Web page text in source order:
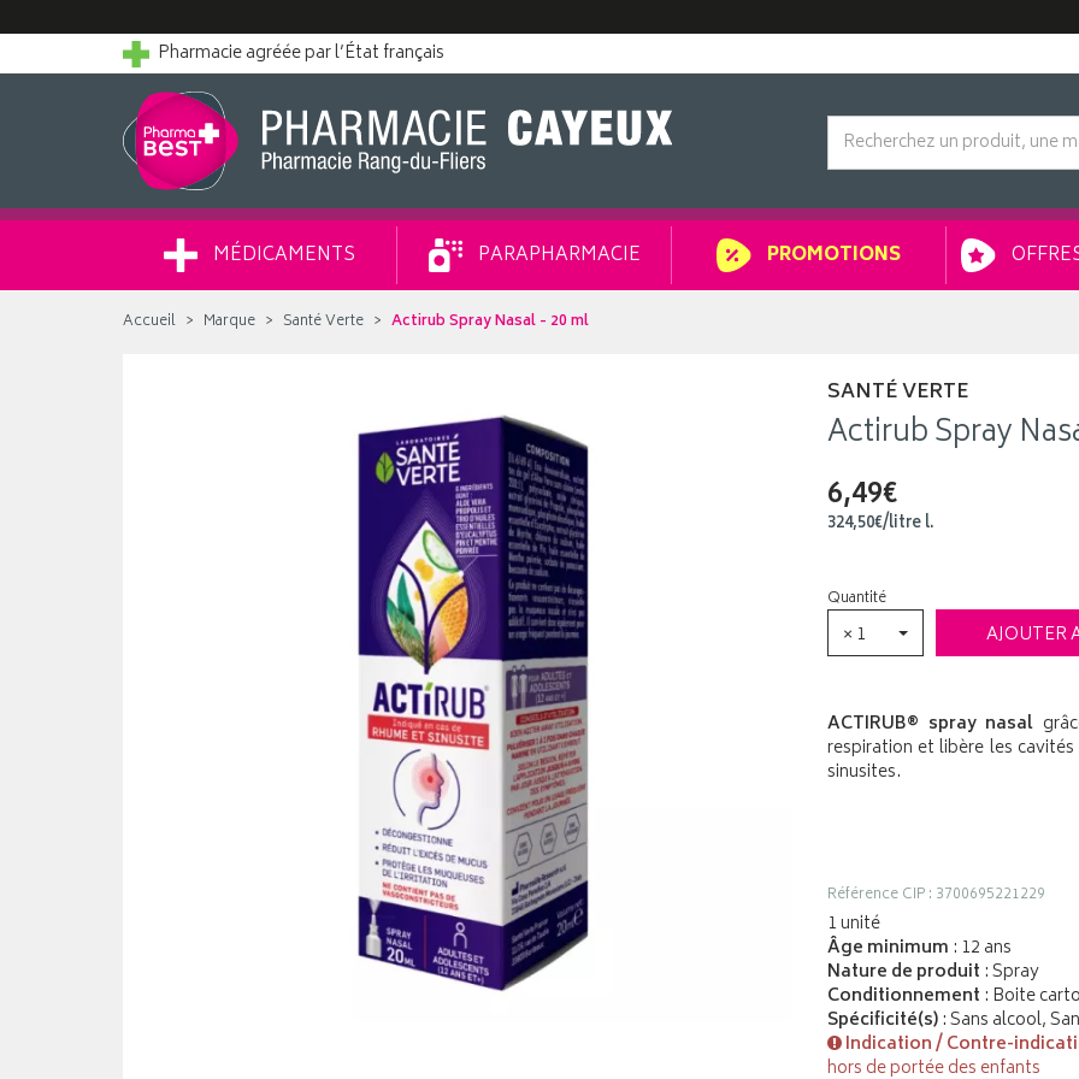
Pharmacie agréée par l’État français
MÉDICAMENTS PARAPHARMACIE PROMOTIONS
Accueil Marque Santé Verte Actirub Spray Nasal - 20 ml
SANTÉ VERTE
Actirub Spray
6,49€
324,50€/litrel.
Quantité
× 1 AJOUTER
ACTIRUB® spray nasal
respiration et libère les
sinusites.
Référence CIP : 3700695221229
1 unité
Âge minimum : 12 ans
Nature de produit : Spray
Conditionnement : Boite
Spécificité(s): Sans alcool,
Indication / Contre-
hors de portée des enfants